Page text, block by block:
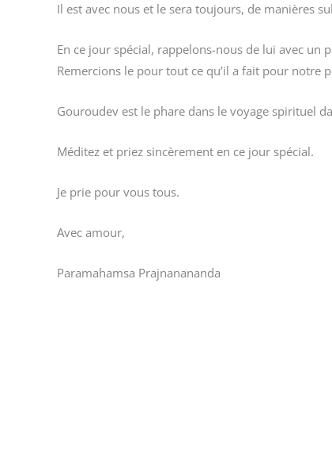
Il est avec nous et le sera toujours, de manières
En ce jour spécial, rappelons-nous de lui avec
Remercions le pour tout ce qu’il a fait pour notre
Gouroudev est le phare dans le voyage spirituel
Méditez et priez sincèrement en ce jour spécial.
Je prie pour vous tous.
Avec amour,
Paramahamsa Prajnanananda